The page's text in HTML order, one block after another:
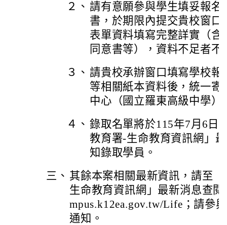
２、 請有意願參與學生填妥報
書，於期限內提交貴校窗
表單資料填寫完整詳實（
同意書等），資料不足者不
３、 請貴校承辦窗口填寫學校
等相關紙本資料後，統一
中心（國立羅東高級中學）
４、 錄取名單將於115年7月6日
教育署-生命教育資訊網」
知錄取學員。
三、 其餘本案相關最新資訊，請至
生命教育資訊網」最新消息查
mpus.k12ea.gov.tw/Life；請參
通知。